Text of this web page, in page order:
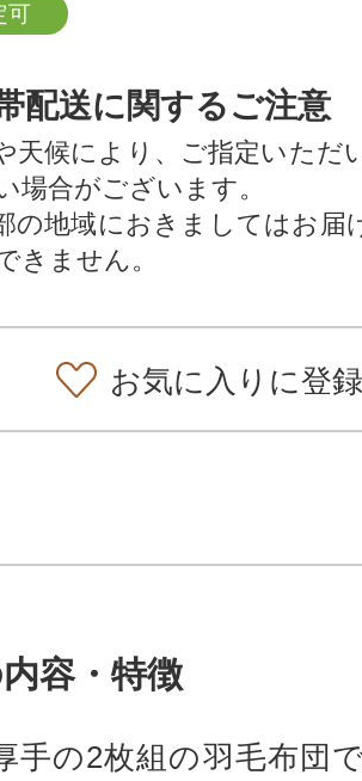
可
配送に関するご注意
天候により、ご指定いただ
場合がございます。
の地域におきましてはお届
きません。
お気に入りに登録
容・特徴
手の2枚組の羽毛布団